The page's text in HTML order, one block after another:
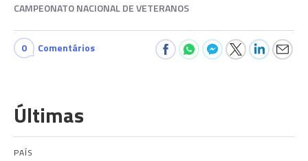
CAMPEONATO NACIONAL DE VETERANOS
0 Comentários
Últimas
PAÍS